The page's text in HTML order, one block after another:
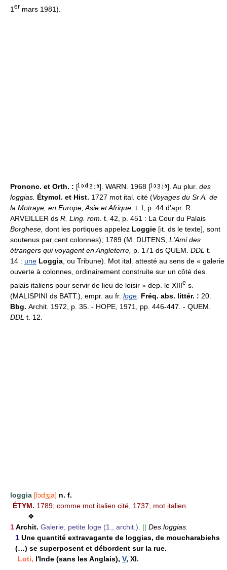
1 er mars 1981).
Prononc. et Orth. : [ ]. WARN. 1968 [ ]. Au plur. des
loggias. Étymol. et Hist. 1727 mot ital. cité (Voyages du Sr A. de
la Motraye, en Europe, Asie et Afrique, t. I, p. 44 d'apr. R.
ARVEILLER ds R. Ling. rom. t. 42, p. 451 : La Cour du Palais
Borghese, dont les portiques appelez Loggie [it. ds le texte], sont
soutenus par cent colonnes); 1789 (M. DUTENS, L'Ami des
étrangers qui voyagent en Angleterre, p. 171 ds QUEM. DDL t.
14 : une Loggia, ou Tribune). Mot ital. attesté au sens de « galerie
ouverte à colonnes, ordinairement construite sur un côté des
palais italiens pour servir de lieu de loisir » dep. le XIIIe s.
(MALISPINI ds BATT.), empr. au fr. loge Fréq. abs. littér. : 20.
Bbg. Archit. 1972, p. 35. - HOPE, 1971, pp. 446-447. - QUEM.
DDL t. 12.
loggia [lɔdʒja] n. f.
ÉTYM. 1789; comme mot italien cité, 1737; mot italien.
❖
1Archit. Galerie, petite loge (1., archit.). || Des loggias.
1 Une quantité extravagante de loggias, de moucharabiehs
(…) se superposent et débordent sur la rue.
Loti, l'Inde (sans les Anglais), V, XI.